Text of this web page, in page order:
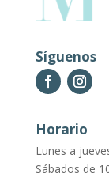
Síguenos
Horario
Lunes a
Sábados de